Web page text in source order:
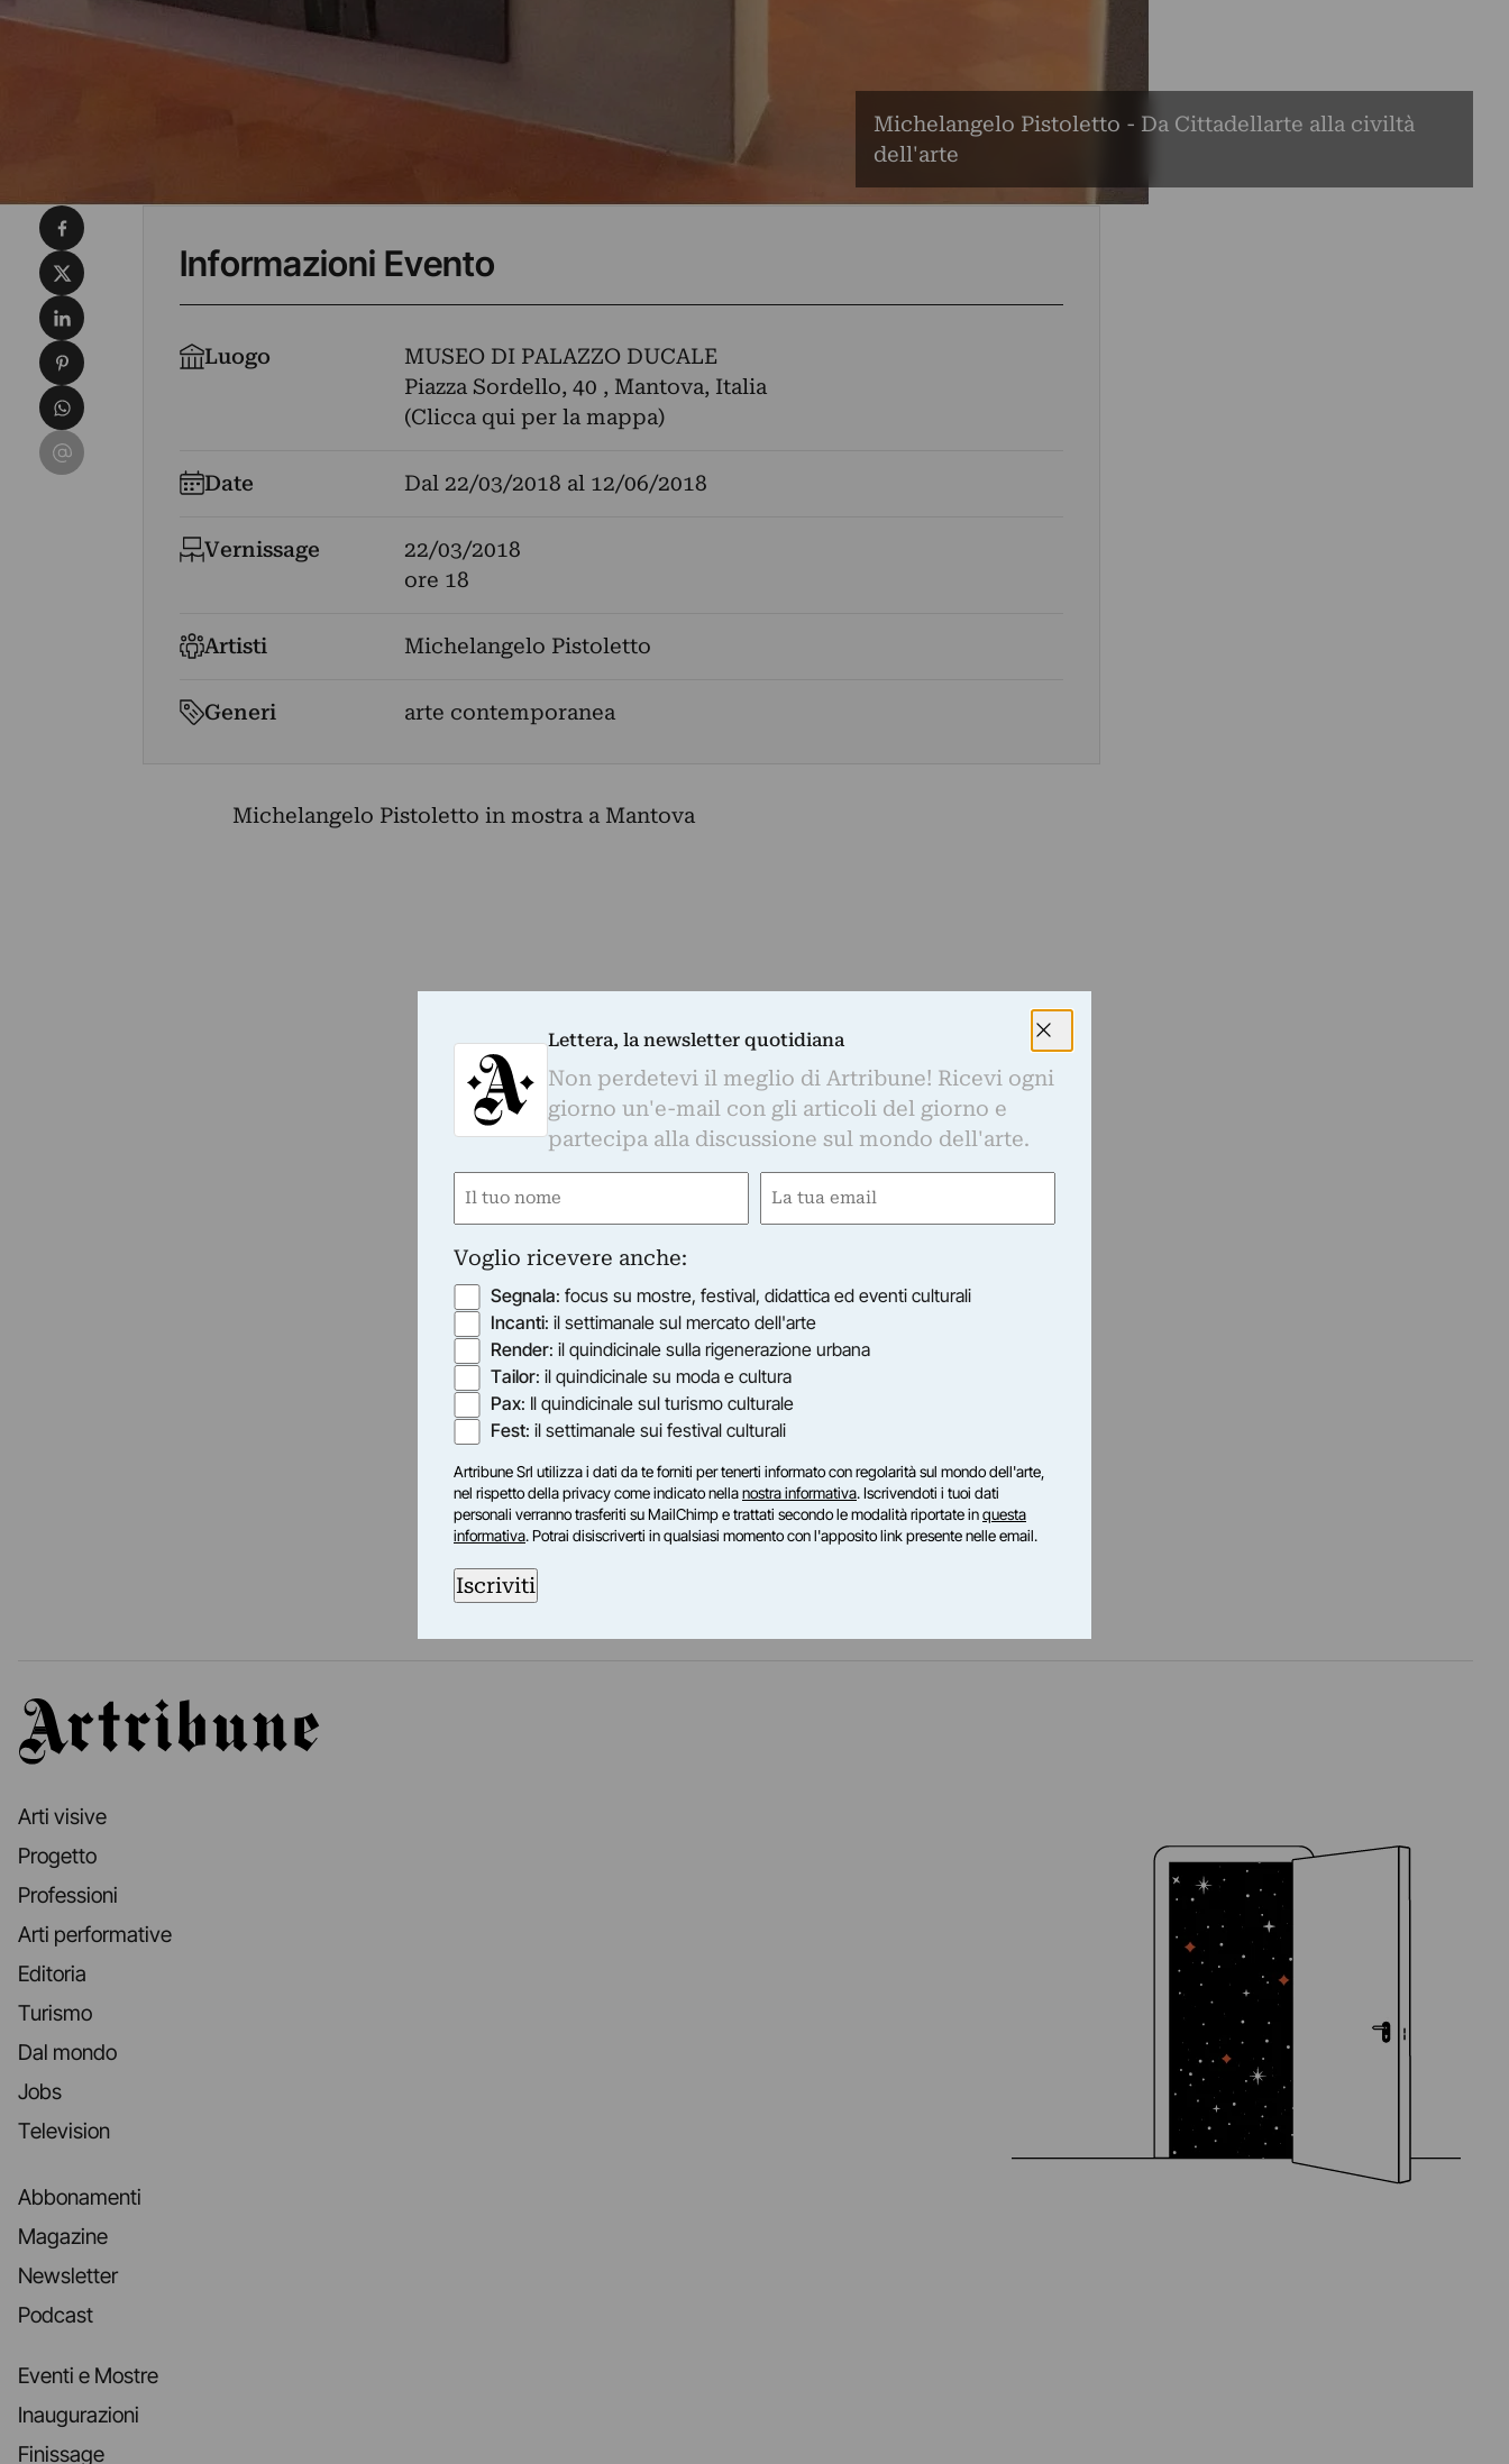
Michelangelo Pistoletto - Da Cittadellarte alla civiltà
dell'arte
Informazioni Evento
Luogo
MUSEO DI PALAZZO DUCALE
Piazza Sordello, 40 , Mantova, Italia
(Clicca qui per la mappa)
Date Dal 22/03/2018 al 12/06/2018
Vernissage
22/03/2018
ore 18
Artisti Michelangelo Pistoletto
Generi arte contemporanea
Michelangelo Pistoletto in mostra a Mantova
Condividi su Facebook
Condividi su X
Condividi su LinkedIn
Condividi su Pinterest
Condividi su WhatsApp
Condividi su Email
Artribune
Arti visive
Progetto
Professioni
Arti performative
Editoria
Turismo
Dal mondo
Jobs
Television
Abbonamenti
Magazine
Newsletter
Podcast
Eventi e Mostre
Inaugurazioni
Finissage
Lettera, la newsletter quotidiana
Non perdetevi il meglio di Artribune! Ricevi ogni
giorno un'e-mail con gli articoli del giorno e
partecipa alla discussione sul mondo dell'arte.
Nome
Email
Voglio ricevere anche:
Segnala: focus su mostre, festival, didattica ed eventi culturali
Incanti: il settimanale sul mercato dell'arte
Render: il quindicinale sulla rigenerazione urbana
Tailor: il quindicinale su moda e cultura
Pax: Il quindicinale sul turismo culturale
Fest: il settimanale sui festival culturali
Artribune Srl utilizza i dati da te forniti per tenerti informato con regolarità sul mondo dell'arte,
nel rispetto della privacy come indicato nellanostra informativa. Iscrivendoti i tuoi dati
personali verranno trasferiti su MailChimp e trattati secondo le modalità riportate inquesta
informativa. Potrai disiscriverti in qualsiasi momento con l'apposito link presente nelle email.
Iscriviti